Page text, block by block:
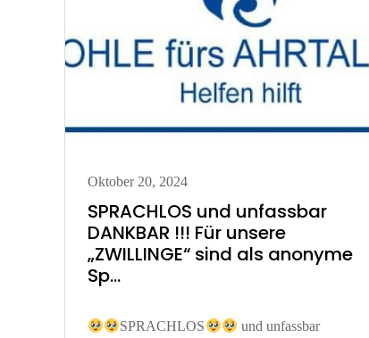
Posted
on
Oktober 20, 2024
SPRACHLOS und unfassbar
DANKBAR !!! Für unsere
„ZWILLINGE“ sind als anonyme
Sp…
SPRACHLOS
und unfassbar